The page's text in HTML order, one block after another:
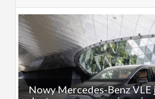
Nowy Mercedes-Benz VLE